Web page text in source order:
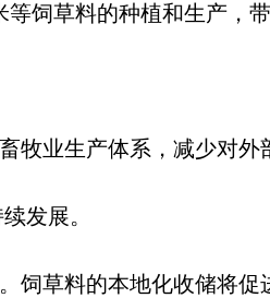
等饲草料的种植和生产，
牧业生产体系，减少对外
发展。
饲草料的本地化收储将促